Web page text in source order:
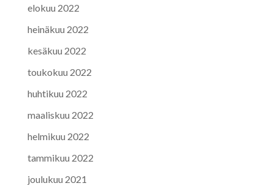
elokuu 2022
heinäkuu 2022
kesäkuu 2022
toukokuu 2022
huhtikuu 2022
maaliskuu 2022
helmikuu 2022
tammikuu 2022
joulukuu 2021